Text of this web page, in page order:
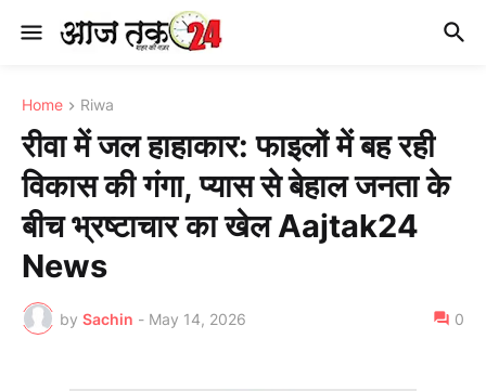
Home Riwa
रीवा में जल हाहाकार: फाइलों में बह रही
विकास की गंगा, प्यास से बेहाल जनता के
बीच भ्रष्टाचार का खेल Aajtak24
News
by Sachin - May 14, 2026 0